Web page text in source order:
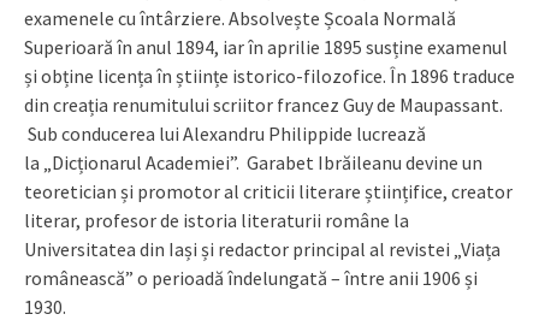
examenele cu întârziere. Absolvește Școala Normală
Superioară în anul 1894, iar în aprilie 1895 susține examenul
și obține licența în științe istorico-filozofice. În 1896 traduce
din creația renumitului scriitor francez Guy de Maupassant.
Sub conducerea lui Alexandru Philippide lucrează
la „Dicționarul Academiei”. Garabet Ibrăileanu devine un
teoretician și promotor al criticii literare științifice, creator
literar, profesor de istoria literaturii române la
Universitatea din Iași și redactor principal al revistei „Viața
românească” o perioadă îndelungată – între anii 1906 și
1930.